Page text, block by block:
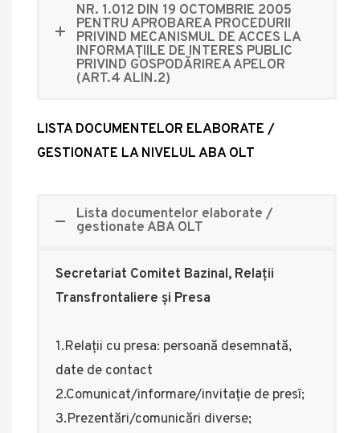
NR. 1.012 DIN 19 OCTOMBRIE 2005
PENTRU APROBAREA PROCEDURII
PRIVIND MECANISMUL DE ACCES LA
INFORMAŢIILE DE INTERES PUBLIC
PRIVIND GOSPODĂRIREA APELOR
(ART.4 ALIN.2)
LISTA DOCUMENTELOR ELABORATE /
GESTIONATE LA NIVELUL ABA OLT
Lista documentelor elaborate /
gestionate ABA OLT
Secretariat Comitet Bazinal, Relații
Transfrontaliere și Presa
1.Relaţii cu presa: persoană desemnată,
date de contact
2.Comunicat/informare/invitație de presî;
3.Prezentări/comunicări diverse;